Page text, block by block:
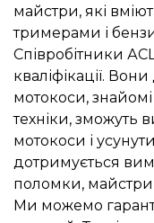
майстри, які
тримерами і
Співробітники
кваліфікації.
мотокоси,
техніки, зможуть
мотокоси і
дотримується
поломки,
Ми можемо